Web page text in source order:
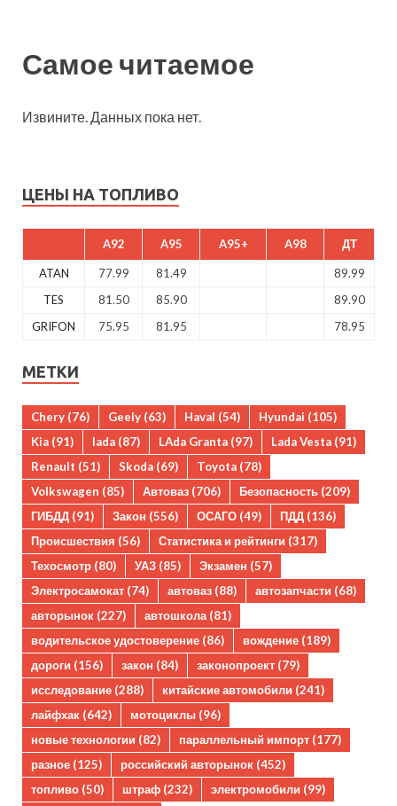
Самое читаемое
Извините. Данных пока нет.
ЦЕНЫ НА ТОПЛИВО
A92 A95 A95+ A98 ДТ
ATAN 77.99 81.49
89.99
TES
81.50 85.90
89.90
GRIFON
75.95 81.95 78.95
МЕТКИ
Chery (76) Geely (63) Haval (54) Hyundai (105)
Kia (91) lada (87) LAda Granta (97) Lada Vesta (91)
Renault (51) Skoda (69) Toyota (78)
Volkswagen (85) Автоваз (706) Безопасность (209)
ГИБДД (91) Закон (556) ОСАГО (49) ПДД (136)
Происшествия (56) Статистика и рейтинги (317)
Техосмотр (80) УАЗ (85) Экзамен (57)
Электросамокат (74) автоваз (88) автозапчасти (68)
авторынок (227) автошкола(81)
водительское удостоверение (86) вождение (189)
дороги (156) закон (84) законопроект (79)
исследование (288) китайские автомобили (241)
лайфхак (642) мотоциклы (96)
новые технологии (82) параллельный импорт (177)
разное (125) российский авторынок (452)
топливо (50) штраф (232) электромобили (99)